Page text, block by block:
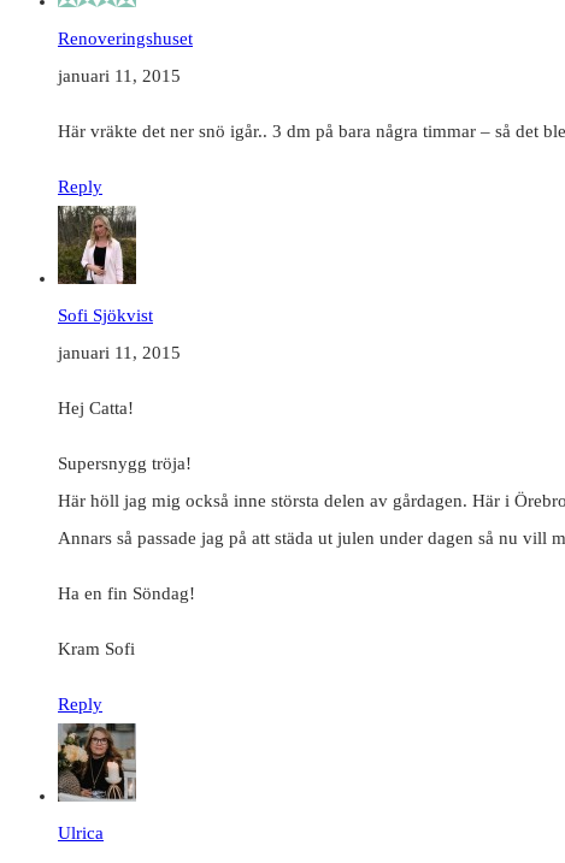
Renoveringshuset
januari 11, 2015
Här vräkte det ner snö igår.. 3 dm på bara några timmar – så det
Reply
Sofi Sjökvist
januari 11, 2015
Hej Catta!
Supersnygg tröja!
Här höll jag mig också inne största delen av gårdagen. Här i
Annars så passade jag på att städa ut julen under dagen så nu
Ha en fin Söndag!
Kram Sofi
Reply
Ulrica